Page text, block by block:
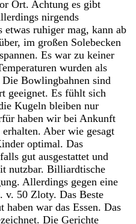
Ort. Achtung es gibt
nirgends
etwas ruhiger mag, kann ab
im großen Solebecken
Es war zu keiner
wurden als
Bowlingbahnen sind
geeignet. Es fühlt sich
Kugeln bleiben nur
haben wir bei Ankunft
Aber wie gesagt
optimal. Das
gut ausgestattet und
nutzbar. Billiardtische
Allerdings gegen eine
v. 50 Zloty. Das Beste
haben war das Essen. Das
Die Gerichte